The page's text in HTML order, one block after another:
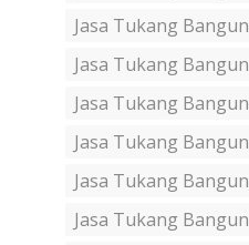
Jasa Tukang
Jasa Tukang
Jasa Tukang
Jasa Tukang
Jasa Tukang
Jasa Tukang